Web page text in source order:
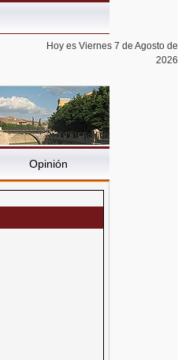
Hoy es Viernes 7 de Agosto de
2026
Opinión